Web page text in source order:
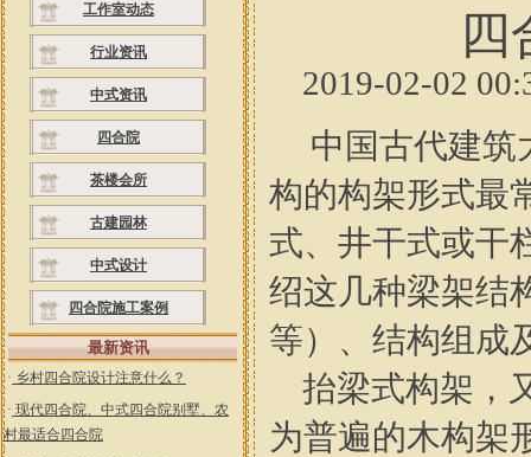
工作室动态
行业资讯
中式资讯
四合院
茶楼会所
古建园林
中式设计
四合院施工案例
最新资讯
· 乡村四合院设计注意什么？
· 现代四合院、中式四合院别墅、农
村最适合四合院
四
2019-02-02
中国古代建筑
构的构架形式最
式、井干式或干
绍这几种梁架结
等）、结构组成
抬梁式构架，
为普遍的木构架